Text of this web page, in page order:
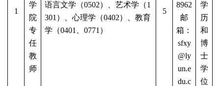
1
学
院
专
任
教
师
语言文学（0502）、艺术学（1
301）、心理学（0402）、教育
学（0401、0771）
5
8962
邮
箱：
sfxy
@ly
un.e
du.c
学
历
和
博
士
学
位